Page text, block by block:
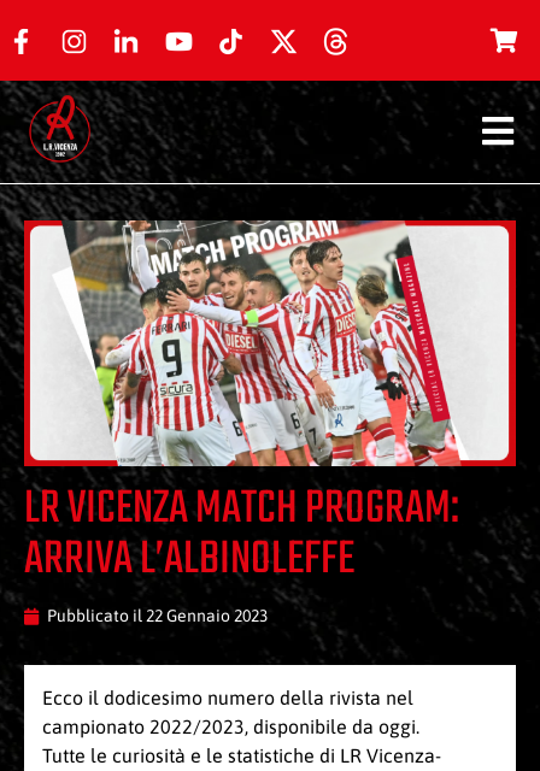
LR VICENZA MATCH PROGRAM:
ARRIVA L’ALBINOLEFFE
Pubblicato il 22 Gennaio 2023
Ecco il dodicesimo numero della rivista nel
campionato 2022/2023, disponibile da oggi.
Tutte le curiosità e le statistiche di LR Vicenza-